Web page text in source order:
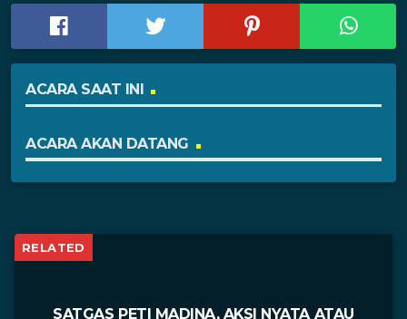
ACARA SAAT INI
ACARA AKAN DATANG
RELATED
SATGAS PETI MADINA, AKSI NYATA ATAU